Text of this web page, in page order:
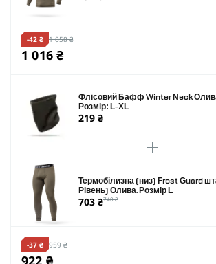
-42 ₴ 1 058 ₴
1 016 ₴
Флісовий Бафф Winter Neck
Розмір: L-XL
219 ₴
Термобілизна (низ) Frost Guard
Рівень) Олива. Розмір L
703 ₴740 ₴
-37 ₴ 959 ₴
922 ₴